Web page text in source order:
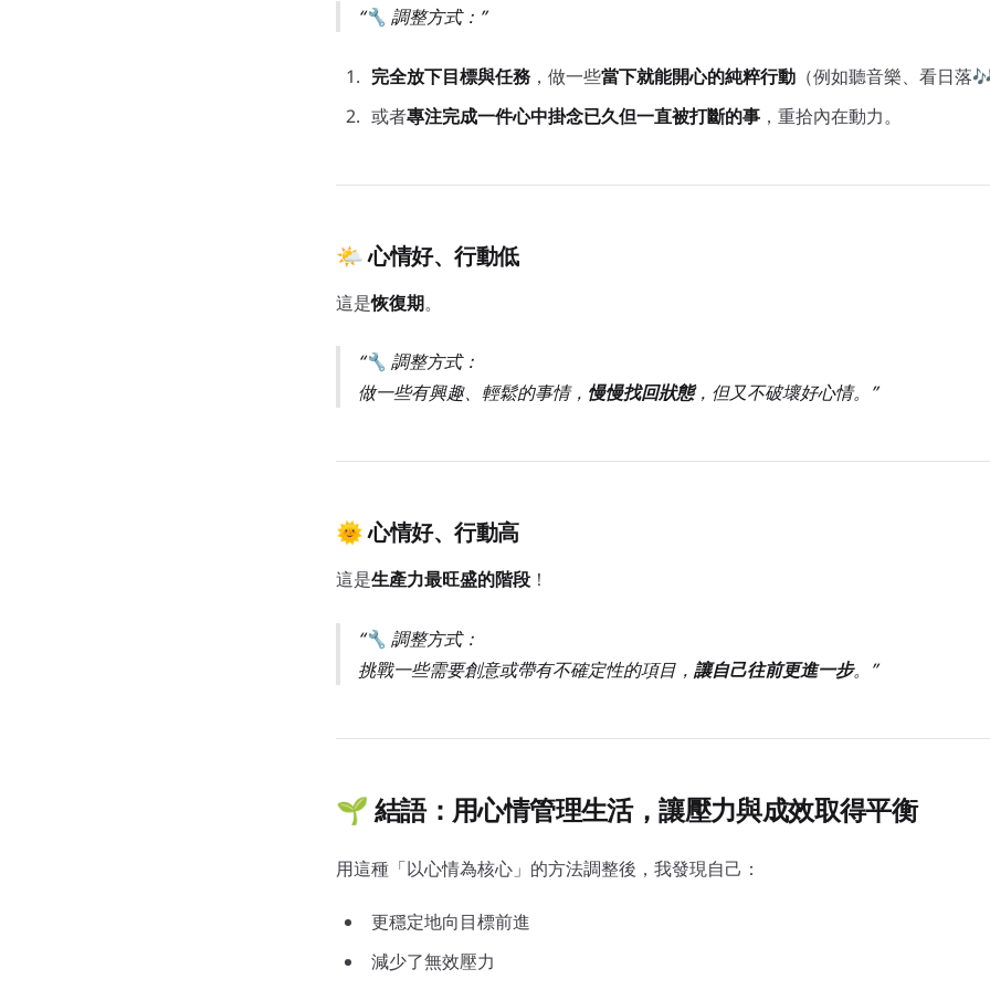
🔧 調整方式：
完全放下目標與任務 ，做一些當下就能開心的純粹行動 （例如聽音樂、看日落
或者專注完成一件心中掛念已久但一直被打斷的事 ，重拾內在動力。
🌤️ 心情好、行動低
這是恢復期。
🔧 調整方式：
做一些有興趣、輕鬆的事情， 慢慢找回狀態，但又不破壞好心情。
🌞 心情好、行動高
這是生產力最旺盛的階段 ！
🔧 調整方式：
挑戰一些需要創意或帶有不確定性的項目， 讓自己往前更進一步。
🌱 結語：用心情管理生活，讓壓力與成效取得平衡
用這種「以心情為核心」的方法調整後，我發現自己：
更穩定地向目標前進
減少了無效壓力